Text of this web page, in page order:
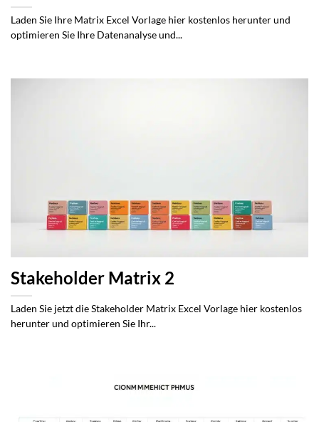
Laden Sie Ihre Matrix Excel Vorlage hier kostenlos herunter und
optimieren Sie Ihre Datenanalyse und...
Stakeholder Matrix 2
Laden Sie jetzt die Stakeholder Matrix Excel Vorlage hier kostenlos
herunter und optimieren Sie Ihr...